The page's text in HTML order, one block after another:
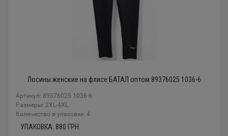
Лосины женские на флисе БАТАЛ оптом 89376025 1036-6
Артикул: 89376025 1036-6
Размеры: 2XL-4XL
Количество в упаковке: 4
УПАКОВКА: 880 ГРН.